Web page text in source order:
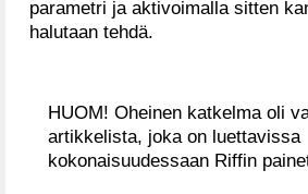
parametri ja aktivoimalla sitten
halutaan tehdä.
HUOM! Oheinen katkelma oli
artikkelista, joka on luettavissa
kokonaisuudessaan Riffin